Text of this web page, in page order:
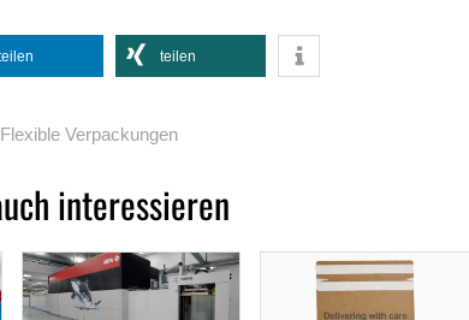
teilen
Flexible Verpackungen
interessieren